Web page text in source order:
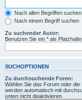
Nach allen Begriffen
Nach einem Begriff suchen
Zu suchender Autor:
Benutzen Sie ein * als
SUCHOPTIONEN
Zu durchsuchende Foren:
Wählen Sie das Forum oder
werden automatisch mit
unten nicht deaktivieren.